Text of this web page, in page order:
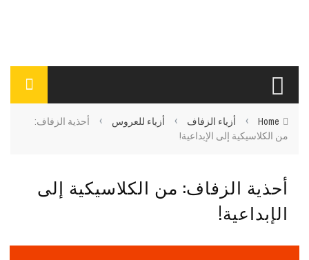
Home
› أزياء الزفاف › أزياء للعروس ›
أحذية الزفاف:
من الكلاسيكية إلى الإبداعية!
أحذية الزفاف: من الكلاسيكية إلى
الإبداعية!